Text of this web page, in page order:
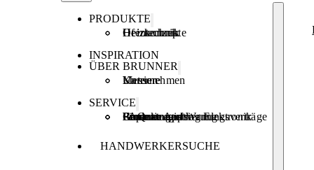
PRODUKTE
Ofentechnik
Heiztechnik
Heizkonzepte
INSPIRATION
ÜBER BRUNNER
Unternehmen
Karriere
Messen
SERVICE
Produktregistrierung
Brunner Apps
FAQ
Förderungen
Garantie und Wartungsverträge
Reparaturauftrag Elektronik
HANDWERKERSUCHE